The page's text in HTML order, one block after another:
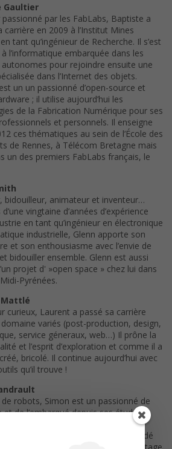
Gaultier
passionné par les FabLabs, Baptiste a
carrière en 2009 à l’Institut Mines
tant qu’ingénieur de Recherche. Il s’est
l’informatique embarquée dans les
autonomes pour rejoindre ensuite une
dans l’Internet des objets.
un un passionné d’open-source et
; il utilise aujourd’hui les
de la Fabrication Numérique pour ses
et personnels. Il enseigne
ces thématiques au sein de l’École des
de Rennes, à Télécom Bretagne mais
un des premiers FabLabs français, le
bidouilleur, animateur et inventeur…
vingtaine d’années d’expérience
en tant qu’ingénieur en électronique
industrielle, Glenn apporte son
et son enthousiasme avec l’envie de
bidouiller ensemble. Glenn est aussi
projet d' »open space » chez lui dans
Pyrénées.
curieux, Laurent a passé sa carrière
variés (post-production, design,
service géneraux, web…) Il prône la
et l’esprit d’exploration et comme il a
bricolé. Il continue aujourd’hui avec
qu’il trouve !
de robots, Simon est un passionné de
de l’embarqué depuis ses études.
et plein de choses apprises, il a décidé
sa passion et son esprit de partage